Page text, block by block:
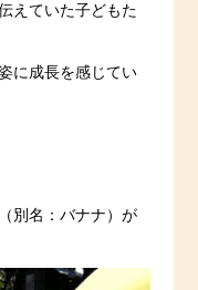
えていた子どもた
に成長を感じてい
別名：バナナ）が